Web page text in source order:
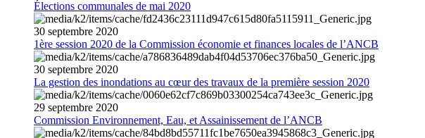
Élections communales de mai 2020
30 septembre 2020
1ère session 2020 de la Commission économie et finances locales de l’ANCB
30 septembre 2020
La gestion des inondations au cœur des travaux de la première session 2020
29 septembre 2020
Commission Environnement, Eau, et Assainissement de l’ANCB